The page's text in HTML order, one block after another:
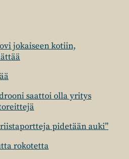
jokaiseen kotiin,
saattoi olla yritys
pidetään auki”
rokotetta